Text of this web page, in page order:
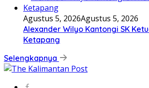
Agustus 5, 2026Agustus 5, 2026
Alexander Wilyo Kantongi SK
Ketapang
Selengkapnya